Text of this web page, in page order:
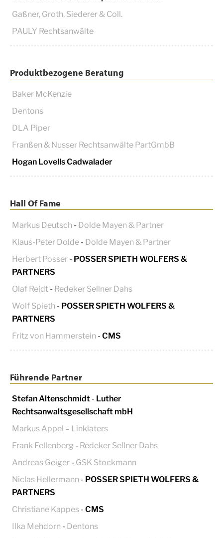
Gaßner, Groth, Siederer & Coll.
PAULY Rechtsanwälte
Produktbezogene Beratung
Baker McKenzie
Dentons
DLA Piper
Franßen & Nusser Rechtsanwälte PartGmbB
Hogan Lovells Cadwalader
Hall Of Fame
Markus Deutsch - Dolde Mayen & Partner
Klaus-Peter Dolde - Dolde Mayen & Partner
Herbert Posser - POSSER SPIETH WOLFERS &
PARTNERS
Olaf Reidt - Redeker Sellner Dahs
Wolf Spieth - POSSER SPIETH WOLFERS &
PARTNERS
Fritz von Hammerstein - CMS
Führende Partner
Stefan Altenschmidt - Luther
Rechtsanwaltsgesellschaft mbH
Markus Appel – Linklaters
Frank Fellenberg - Redeker Sellner Dahs
Andreas Geiger - GSK Stockmann
Niclas Hellermann - POSSER SPIETH WOLFERS &
PARTNERS
Christiane Kappes - CMS
Ilka Mehdorn - Dentons